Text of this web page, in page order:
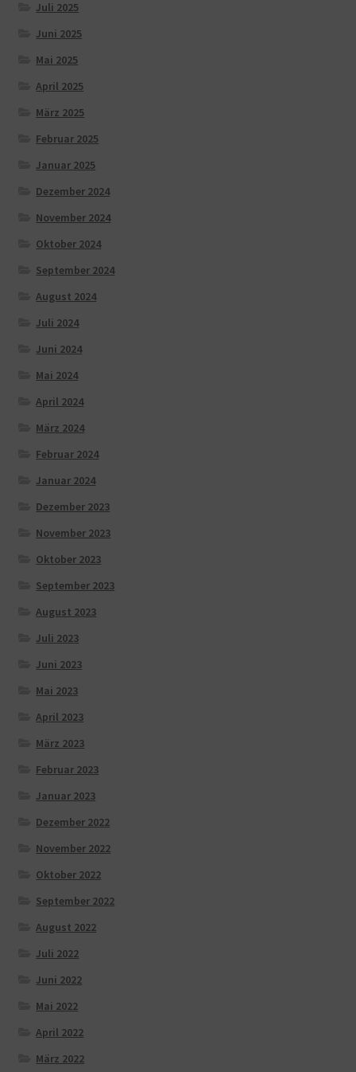
Juli 2025
Juni 2025
Mai 2025
April 2025
März 2025
Februar 2025
Januar 2025
Dezember 2024
November 2024
Oktober 2024
September 2024
August 2024
Juli 2024
Juni 2024
Mai 2024
April 2024
März 2024
Februar 2024
Januar 2024
Dezember 2023
November 2023
Oktober 2023
September 2023
August 2023
Juli 2023
Juni 2023
Mai 2023
April 2023
März 2023
Februar 2023
Januar 2023
Dezember 2022
November 2022
Oktober 2022
September 2022
August 2022
Juli 2022
Juni 2022
Mai 2022
April 2022
März 2022